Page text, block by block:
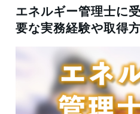
エネルギー管理士に
要な実務経験や取得